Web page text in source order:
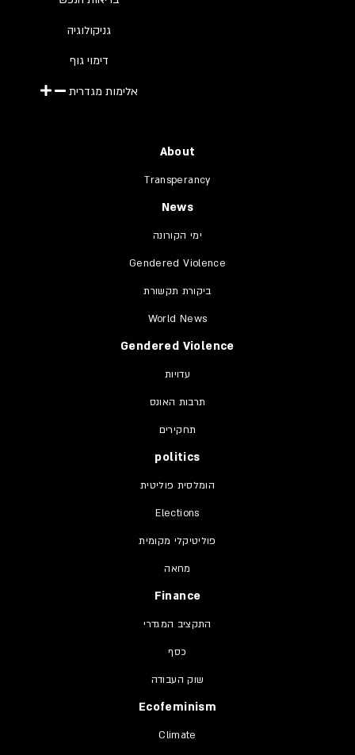
גניקולוגיה
דימוי גוף
אלימות מגדרית
About
Transperancy
News
ימי הקורונה
Gendered Violence
ביקורת תקשורת
World News
Gendered Violence
עדויות
תרבות האונס
תחקירים
politics
הומלסית פוליטית
Elections
פוליטיקלי מקומית
מחאה
Finance
התקציב המגדרי
כסף
שוק העבודה
Ecofeminism
Climate